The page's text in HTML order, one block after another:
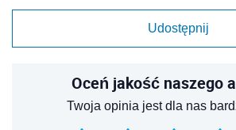
Udostępnij
Oceń jakość naszego
Twoja opinia jest dla nas